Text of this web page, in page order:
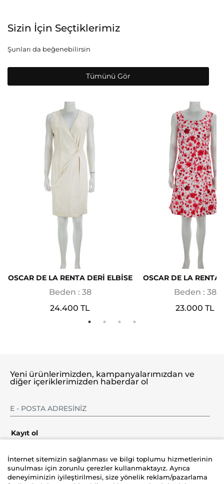
Sizin İçin Seçtiklerimiz
Şunları da beğenebilirsin
Tümünü Gör
OSCAR DE LA RENTA DERİ ELBİSE
Beden : 38
24.400 TL
OSCAR DE LA RENTA
Beden : 38
23.000 TL
Yeni ürünlerimizden, kampanyalarımızdan ve
diğer içeriklerimizden haberdar ol
Kayıt ol
İnternet sitemizin sağlanması ve bilgi toplumu hizmetlerinin
sunulması için zorunlu çerezler kullanmaktayız. Ayrıca
deneyiminizin iyileştirilmesi, size yönelik reklam/pazarlama